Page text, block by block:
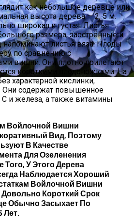
Вид Гортензии
как небольшое деревце или
высота дерева — 2, 5 м.
широкая и густая. Листья
размера, заострённые и
листья вяза. Плоды
по сравнению с
вишни. Они плотно прилегают
короткими плодоножками. На
характерной кислинки,
Они содержат повышенное
С и железа, а также витамины
Войлочной Вишни
Вид, Поэтому
В Качестве
Для Озеленения
Того, У Этого Дерева
Наблюдается Хороший
Войлочной Вишни
Короткий Срок
Обычно Засыхает По
Лет.